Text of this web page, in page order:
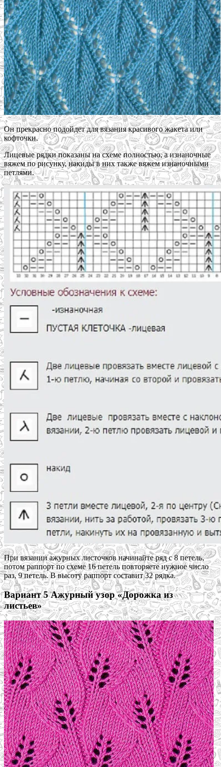
Он прекрасно подойдет для вязания красивого жакета или
кофточки.
Лицевые рядки показаны на схеме полностью, а изнаночные
вяжем по рисунку, накиды в них также вяжем изнаночными
петлями.
При вязании ажурных листочков начинайте ряд с 8 петель,
потом раппорт по схеме 16 петель повторяете нужное число
раз, 9 петель. В высоту раппорт составит 32 рядка.
Вариант 5 Ажурный узор «Дорожка из
листьев»